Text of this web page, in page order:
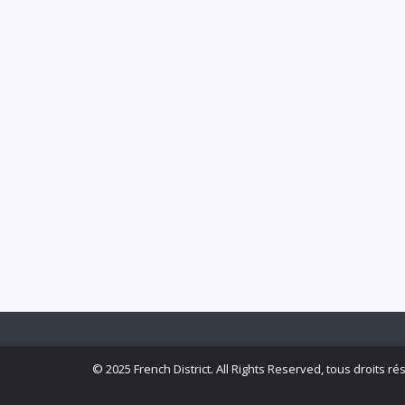
© 2025 French District. All Rights Reserved, tous droits